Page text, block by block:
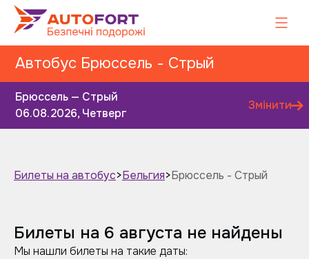
Автобус Брюссель - Стрый
Брюссель — Стрый
06.08.2026, Четверг
Змінити
Билеты на автобус>Бельгия>Брюссель - Стрый
Билеты на 6 августа не найдены
Мы нашли билеты на такие даты: